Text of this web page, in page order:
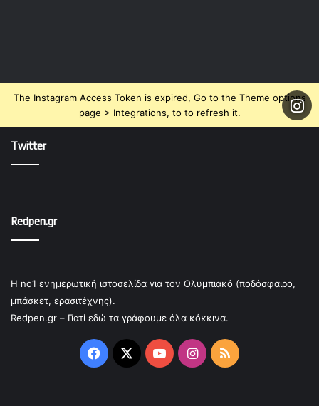
The Instagram Access Token is expired, Go to the Theme options
page > Integrations, to to refresh it.
Twitter
Redpen.gr
Η no1 ενημερωτική ιστοσελίδα για τον Ολυμπιακό (ποδόσφαιρο,
μπάσκετ, ερασιτέχνης).
Redpen.gr – Γιατί εδώ τα γράφουμε όλα κόκκινα.
Facebook
X YouTubeInstagram
RSS